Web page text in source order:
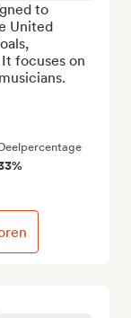
to
United
focuses on